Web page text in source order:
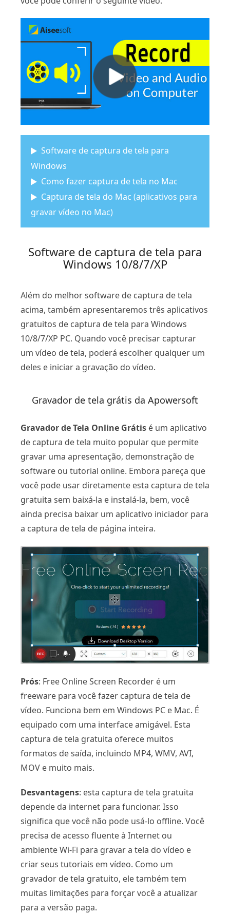
Software de captura de tela para
Windows
Como fazer captura de tela no Mac
Captura de tela do Mac (aplicativos para
gravar vídeo no Mac)
Software de captura de tela para
Windows 10/8/7/XP
Além do melhor software de captura de tela
acima, também apresentaremos três aplicativos
gratuitos de captura de tela para Windows
10/8/7/XP PC. Quando você precisar capturar
um vídeo de tela, poderá escolher qualquer um
deles e iniciar a gravação do vídeo.
Gravador de tela grátis da Apowersoft
Gravador de Tela Online Grátis é um aplicativo
de captura de tela muito popular que permite
gravar uma apresentação, demonstração de
software ou tutorial online. Embora pareça que
você pode usar diretamente esta captura de tela
gratuita sem baixá-la e instalá-la, bem, você
ainda precisa baixar um aplicativo iniciador para
a captura de tela de página inteira.
Prós: Free Online Screen Recorder é um
freeware para você fazer captura de tela de
vídeo. Funciona bem em Windows PC e Mac. É
equipado com uma interface amigável. Esta
captura de tela gratuita oferece muitos
formatos de saída, incluindo MP4, WMV, AVI,
MOV e muito mais.
Desvantagens: esta captura de tela gratuita
depende da internet para funcionar. Isso
significa que você não pode usá-lo offline. Você
precisa de acesso fluente à Internet ou
ambiente Wi-Fi para gravar a tela do vídeo e
criar seus tutoriais em vídeo. Como um
gravador de tela gratuito, ele também tem
muitas limitações para forçar você a atualizar
para a versão paga.